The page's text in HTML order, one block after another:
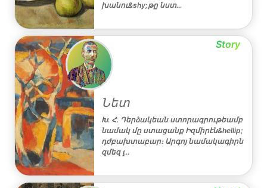
խանու&shy;թը նստ…
Story
Նետ
Խ. Հ. Դերձակեան ստորագրութեամբ
նամակ մը ստացանք Իզմիրէն&hellip;
դժբախտաբար։ Արգոյ նամակագիրն
զմեզ լ…